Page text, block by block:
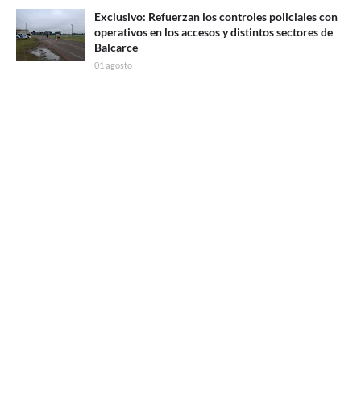
Exclusivo: Refuerzan los controles policiales con
operativos en los accesos y distintos sectores de
Balcarce
01 agosto